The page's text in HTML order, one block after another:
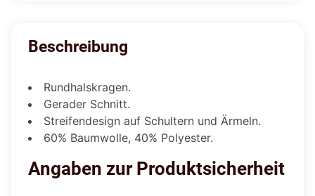
Beschreibung
Rundhalskragen.
Gerader Schnitt.
Streifendesign auf Schultern und Ärmeln.
60% Baumwolle, 40% Polyester.
Angaben zur Produktsicherheit